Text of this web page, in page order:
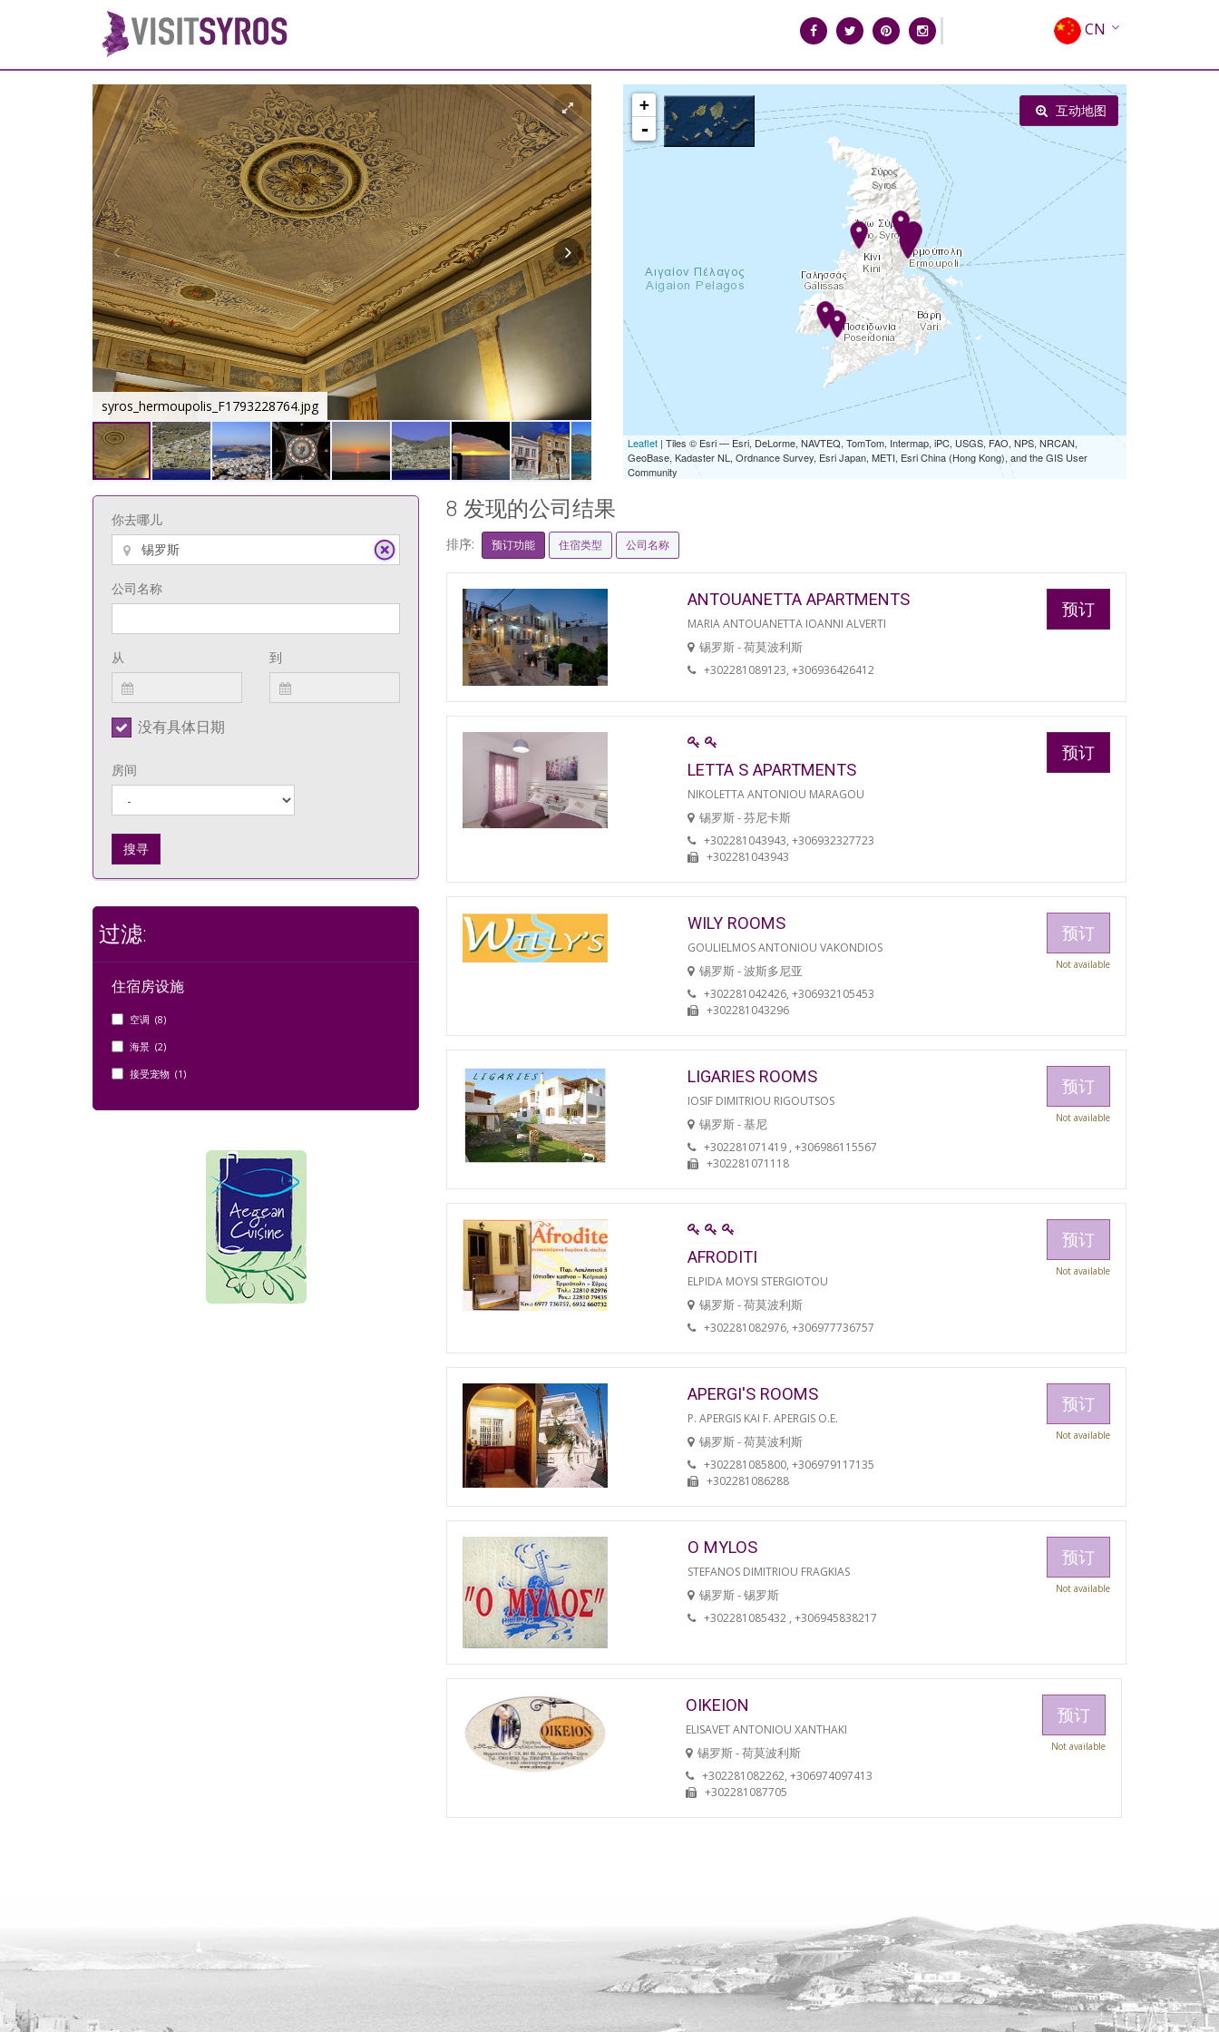
CN
EN
EL
ES
syros_hermoupolis_F1793228764.jpg syros_vaporia_F268133321.jpg
+
-
Leaflet | Tiles © Esri — Esri, DeLorme, NAVTEQ, TomTom, Intermap, iPC, USGS, FAO, NPS, NRCAN,
GeoBase, Kadaster NL, Ordnance Survey, Esri Japan, METI, Esri China (Hong Kong), and the GIS User
Community
互动地图
你去哪儿
公司名称
从 到
没有具体日期
房间
搜寻
过滤:
住宿房设施
空调 (8)
海景 (2)
接受宠物 (1)
8 发现的公司结果
排序: 预订功能 住宿类型 公司名称
ANTOUANETTA APARTMENTS
MARIA ANTOUANETTA IOANNI ALVERTI
锡罗斯 - 荷莫波利斯
+302281089123, +306936426412
预订
LETTA S APARTMENTS
NIKOLETTA ANTONIOU MARAGOU
锡罗斯 - 芬尼卡斯
+302281043943, +306932327723
+302281043943
预订
WILY ROOMS
GOULIELMOS ANTONIOU VAKONDIOS
锡罗斯 - 波斯多尼亚
+302281042426, +306932105453
+302281043296
预订
Not available
LIGARIES ROOMS
IOSIF DIMITRIOU RIGOUTSOS
锡罗斯 - 基尼
+302281071419 , +306986115567
+302281071118
预订
Not available
AFRODITI
ELPIDA MOYSI STERGIOTOU
锡罗斯 - 荷莫波利斯
+302281082976, +306977736757
预订
Not available
APERGI'S ROOMS
P. APERGIS KAI F. APERGIS O.E.
锡罗斯 - 荷莫波利斯
+302281085800, +306979117135
+302281086288
预订
Not available
O MYLOS
STEFANOS DIMITRIOU FRAGKIAS
锡罗斯 - 锡罗斯
+302281085432 , +306945838217
预订
Not available
OIKEION
ELISAVET ANTONIOU XANTHAKI
锡罗斯 - 荷莫波利斯
+302281082262, +306974097413
+302281087705
预订
Not available